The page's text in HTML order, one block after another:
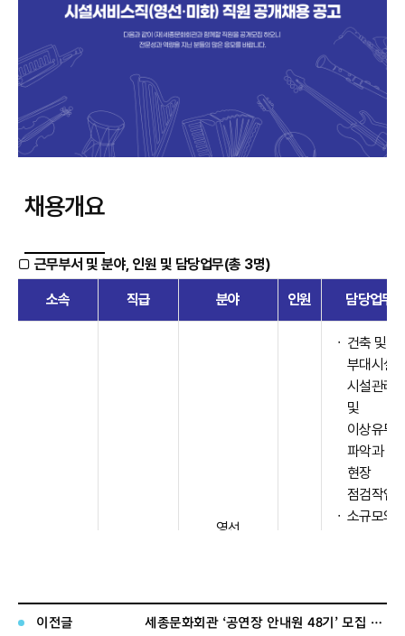
채용개요
근무부서 및 분야, 인원 및 담당업무(총 3명)
소속 직급 분야 인원 담당업무
영선
건축 및
부대시설
시설관리
및
이상유무
파악과
현장
점검작업
소규모의
기타
유지보수
이전글 세종문화회관 ‘공연장 안내원 48기’ 모집 공고문